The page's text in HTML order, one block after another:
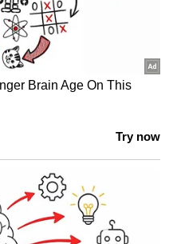
പ്രോട്ടീൻ
കഴിക്കുന്നത്
ജലാംശം ഇല്ലാതെ
സാധ്യത
പറയുന്നു.